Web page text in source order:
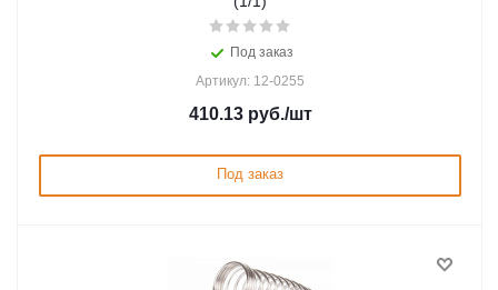
Под заказ
Артикул: 12-0255
410.13руб./шт
Под заказ